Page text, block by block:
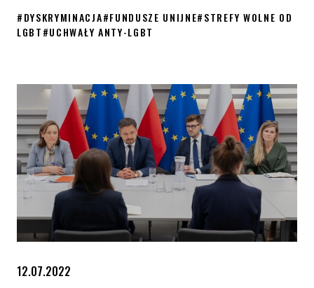
#DYSKRYMINACJA#FUNDUSZE UNIJNE#STREFY WOLNE OD
LGBT#UCHWAŁY ANTY-LGBT
12.07.2022